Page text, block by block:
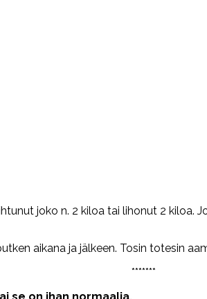
joko n. 2 kiloa tai lihonut 2 kiloa.
aikana ja jälkeen. Tosin totesin
*******